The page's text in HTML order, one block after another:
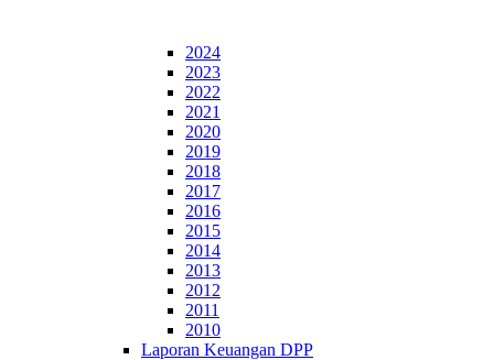
2024
2023
2022
2021
2020
2019
2018
2017
2016
2015
2014
2013
2012
2011
2010
Laporan Keuangan DPP